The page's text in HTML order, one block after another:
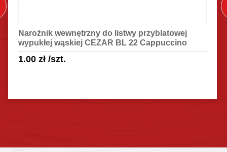
Narożnik wewnętrzny do listwy przyblatowej
wypukłej wąskiej CEZAR BL 22 Cappuccino
1.00zł /szt.